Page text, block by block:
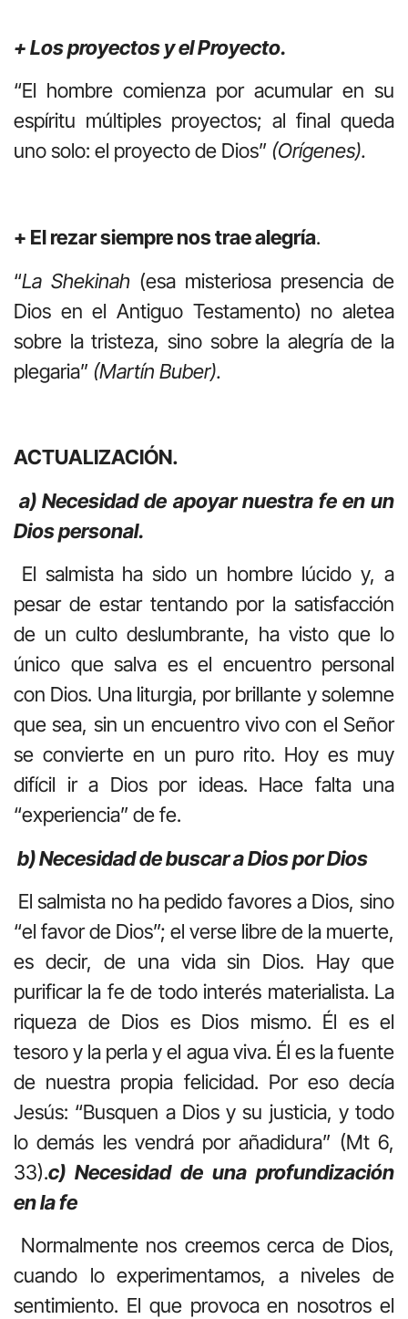
+ Los proyectos y el Proyecto.
“El hombre comienza por acumular en su
espíritu múltiples proyectos; al final queda
uno solo: el proyecto de Dios” (Orígenes).
+ El rezar siempre nos trae alegría.
“La Shekinah (esa misteriosa presencia de
Dios en el Antiguo Testamento) no aletea
sobre la tristeza, sino sobre la alegría de la
plegaria” (Martín Buber).
ACTUALIZACIÓN.
a) Necesidad de apoyar nuestra fe en un
Dios personal.
El salmista ha sido un hombre lúcido y, a
pesar de estar tentando por la satisfacción
de un culto deslumbrante, ha visto que lo
único que salva es el encuentro personal
con Dios. Una liturgia, por brillante y solemne
que sea, sin un encuentro vivo con el Señor
se convierte en un puro rito. Hoy es muy
difícil ir a Dios por ideas. Hace falta una
“experiencia” de fe.
b) Necesidad de buscar a Dios por Dios
El salmista no ha pedido favores a Dios, sino
“el favor de Dios”; el verse libre de la muerte,
es decir, de una vida sin Dios. Hay que
purificar la fe de todo interés materialista. La
riqueza de Dios es Dios mismo. Él es el
tesoro y la perla y el agua viva. Él es la fuente
de nuestra propia felicidad. Por eso decía
Jesús: “Busquen a Dios y su justicia, y todo
lo demás les vendrá por añadidura” (Mt 6,
33).c) Necesidad de una profundización
en la fe
Normalmente nos creemos cerca de Dios,
cuando lo experimentamos, a niveles de
sentimiento. El que provoca en nosotros el